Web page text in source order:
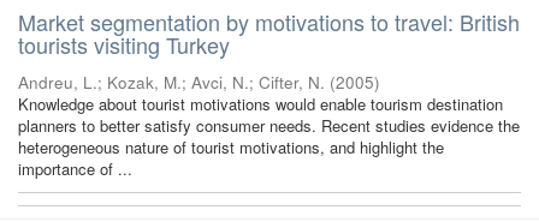
Market segmentation by motivations to travel: British
tourists visiting Turkey
Andreu, L.; Kozak, M.; Avci, N.; Cifter, N. (2005)
Knowledge about tourist motivations would enable tourism destination
planners to better satisfy consumer needs. Recent studies evidence the
heterogeneous nature of tourist motivations, and highlight the
importance of ...